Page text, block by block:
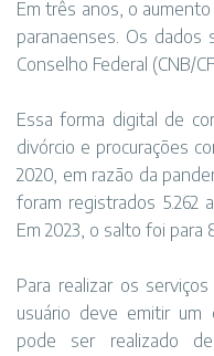
Em três anos, o
paranaenses. Os dados
Conselho Federal (CNB/
Essa forma digital de
divórcio e procurações
2020, em razão da
foram registrados 5.262
Em 2023, o salto foi para
Para realizar os
usuário deve emitir um
pode ser realizado